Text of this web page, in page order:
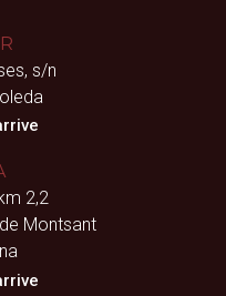
s/n
2,2
Montsant